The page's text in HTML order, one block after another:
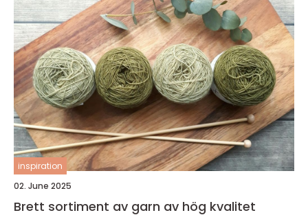
inspiration
02. June 2025
Brett sortiment av garn av hög kvalitet